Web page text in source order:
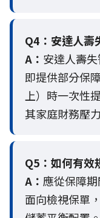
Q4： 安達人壽
A： 安達人壽
即提供部分保
上）時一次性
其家庭財務壓
Q5： 如何有效
A： 應從保障
面向檢視保單